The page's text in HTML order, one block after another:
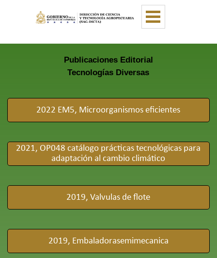
Saltar menú
Publicaciones Editorial
Tecnologías Diversas
2022 EM5, Microorganismos eficientes
2021, OP048 catálogo prácticas tecnológicas para
adaptación al cambio climático
2019, Valvulas de flote
2019, Embaladorasemimecanica